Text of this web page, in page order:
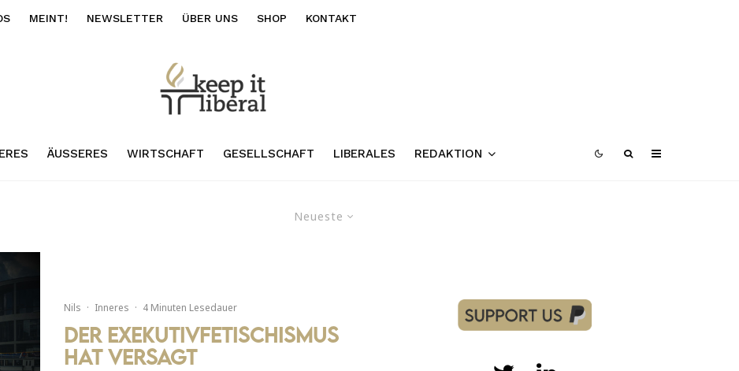
MEINT! NEWSLETTER ÜBER UNS SHOP KONTAKT
ÄUSSERES WIRTSCHAFT GESELLSCHAFT LIBERALES REDAKTION
Neueste
Nils · Inneres · 4 Minuten Lesedauer
Der Exekutivfetischismus
hat versagt